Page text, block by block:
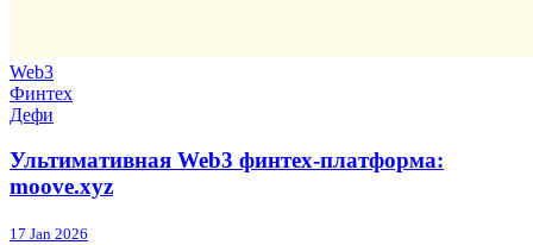
Web3
Финтех
Дефи
Ультимативная Web3 финтех-платформа:
moove.xyz
17 Jan 2026